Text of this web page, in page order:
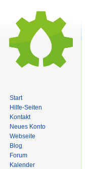
Start
Hilfe-Seiten
Kontakt
Neues Konto
Webseite
Blog
Forum
Kalender